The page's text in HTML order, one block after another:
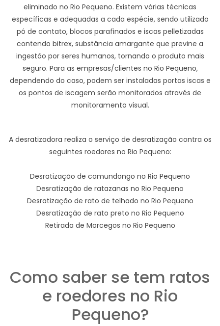
eliminado no Rio Pequeno. Existem várias técnicas
específicas e adequadas a cada espécie, sendo utilizado
pó de contato, blocos parafinados e iscas pelletizadas
contendo bitrex, substância amargante que previne a
ingestão por seres humanos, tornando o produto mais
seguro. Para as empresas/clientes no Rio Pequeno,
dependendo do caso, podem ser instaladas portas iscas e
os pontos de iscagem serão monitorados através de
monitoramento visual.
A desratizadora realiza o serviço de desratização contra os
seguintes roedores no Rio Pequeno:
Desratização de camundongo no Rio Pequeno
Desratização de ratazanas no Rio Pequeno
Desratização de rato de telhado no Rio Pequeno
Desratização de rato preto no Rio Pequeno
Retirada de Morcegos no Rio Pequeno
Como saber se tem ratos
e roedores no Rio
Pequeno?